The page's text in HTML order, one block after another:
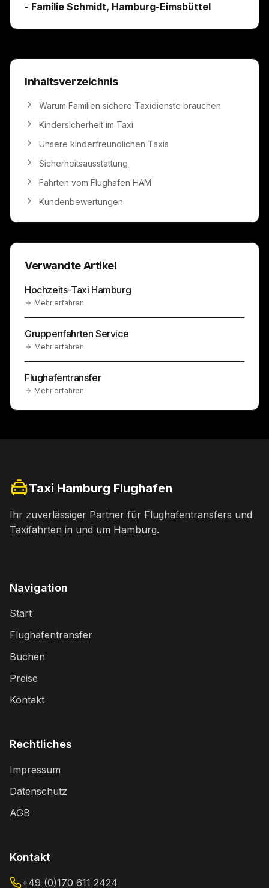
- Familie Schmidt, Hamburg-Eimsbüttel
Inhaltsverzeichnis
Warum Familien sichere Taxidienste brauchen
Kindersicherheit im Taxi
Unsere kinderfreundlichen Taxis
Sicherheitsausstattung
Fahrten vom Flughafen HAM
Kundenbewertungen
Verwandte Artikel
Hochzeits-Taxi Hamburg
Mehr erfahren
Gruppenfahrten Service
Mehr erfahren
Flughafentransfer
Mehr erfahren
Taxi Hamburg Flughafen
Ihr zuverlässiger Partner für Flughafentransfers und
Taxifahrten in und um Hamburg.
Navigation
Start
Flughafentransfer
Buchen
Preise
Kontakt
Rechtliches
Impressum
Datenschutz
AGB
Kontakt
+49 (0)170 611 2424